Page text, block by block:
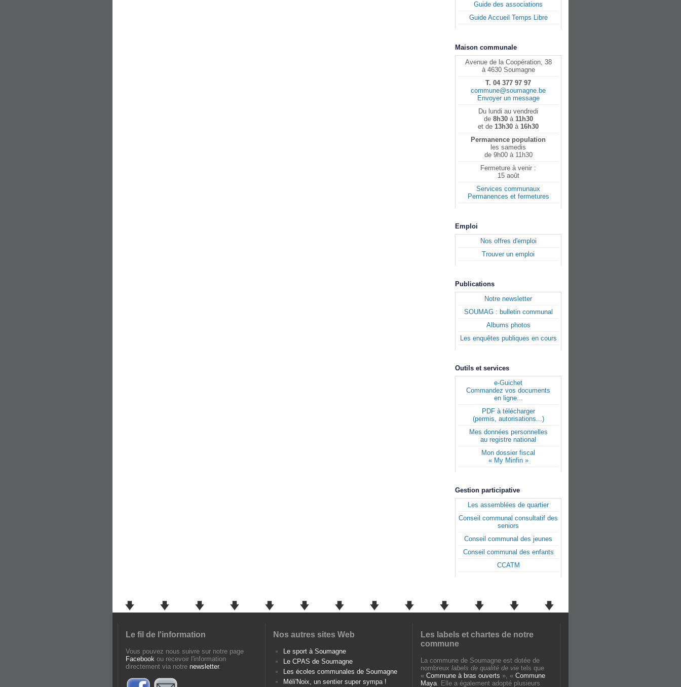
Guide des associations
Guide Accueil Temps Libre
Maison communale
Avenue de la Coopération, 38
à 4630 Soumagne
T. 04 377 97 97
commune@soumagne.be
Envoyer un message
Du lundi au vendredi
de 8h30à 11h30
et de 13h30 à 16h30
Permanence population
les samedis
de 9h00 à 11h30
Fermeture à venir :
15 août
Services communaux
Permanences et fermetures
Emploi
Nos offres d'emploi
Trouver un emploi
Publications
Notre newsletter
SOUMAG : bulletin communal
Albums photos
Les enquêtes publiques en cours
Outils et services
e-Guichet
Commandez vos documents
en ligne...
PDF à télécharger
(permis, autorisations...)
Mes données personnelles
au registre national
Mon dossier fiscal
« My Minfin »
Gestion participative
Les assemblées de quartier
Conseil communal consultatif des
seniors
Conseil communal des jeunes
Conseil communal des enfants
CCATM
Le fil de l'information
Vous pouvez nous suivre sur notre page
Facebook ou recevoir l'information
directement via notre newsletter.
Nos autres sites Web
Le sport à Soumagne
Le CPAS de Soumagne
Les écoles communales de Soumagne
Méli'Noix, un sentier super sympa !
Les labels et chartes de notre
commune
La commune de Soumagne est dotée de
nombreux labels de qualité de vie tels que
« Commune à bras ouverts », « Commune
Maya. Elle a également adopté plusieurs